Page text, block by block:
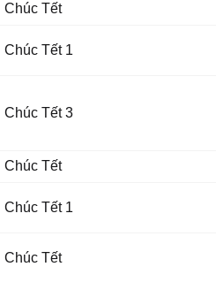
Chúc Tết
Chúc Tết 1
Chúc Tết 3
Chúc Tết
Chúc Tết 1
Chúc Tết